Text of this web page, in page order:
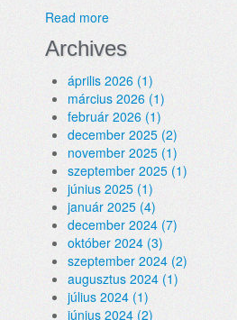
Read more
Archives
április 2026 (1)
március 2026 (1)
február 2026 (1)
december 2025 (2)
november 2025 (1)
szeptember 2025 (1)
június 2025 (1)
január 2025 (4)
december 2024 (7)
október 2024 (3)
szeptember 2024 (2)
augusztus 2024 (1)
július 2024 (1)
június 2024 (2)